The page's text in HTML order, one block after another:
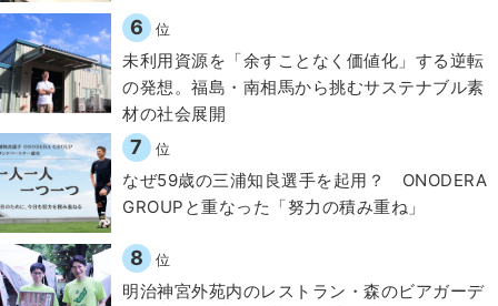
6 位
​​未利用資源を「余すことなく価値化」する逆転
の発想。福島・南相馬から挑むサステナブル素
材の社会展開​
7 位
なぜ59歳の三浦知良選手を起用？ ONODERA
GROUPと重なった「努力の積み重ね」
8 位
明治神宮外苑内のレストラン・森のビアガーデ